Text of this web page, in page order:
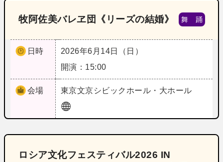
牧阿佐美バレヱ団《リーズの結婚》 舞 踊
日時
2026年6月14日（日）
開演：15:00
会場 東京文京シビックホール・大ホール
ロシア文化フェスティバル2026 IN